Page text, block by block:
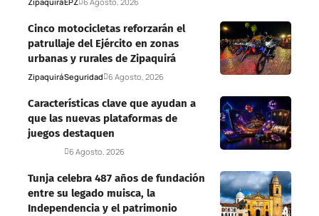
Cinco motocicletas reforzarán el
patrullaje del Ejército en zonas
urbanas y rurales de Zipaquirá
ZipaquiráSeguridad 6 Agosto, 2026
Características clave que ayudan a
que las nuevas plataformas de
juegos destaquen
6 Agosto, 2026
Tunja celebra 487 años de fundación
entre su legado muisca, la
Independencia y el patrimonio